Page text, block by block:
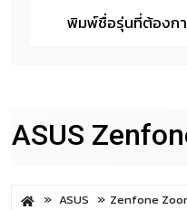
ASUS
ASUS Zenfone